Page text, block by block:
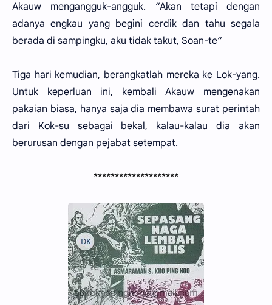
Akauw mengangguk-angguk. “Akan tetapi dengan
adanya engkau yang begini cerdik dan tahu segala
berada di sampingku, aku tidak takut, Soan-te“
Tiga hari kemudian, berangkatlah mereka ke Lok-yang.
Untuk keperluan ini, kembali Akauw mengenakan
pakaian biasa, hanya saja dia membawa surat perintah
dari Kok-su sebagai bekal, kalau-kalau dia akan
berurusan dengan pejabat setempat.
********************